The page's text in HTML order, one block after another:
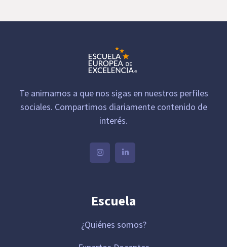
Te animamos a que nos sigas en nuestros perfiles
sociales. Compartimos diariamente contenido de
interés.
Escuela
¿Quiénes somos?